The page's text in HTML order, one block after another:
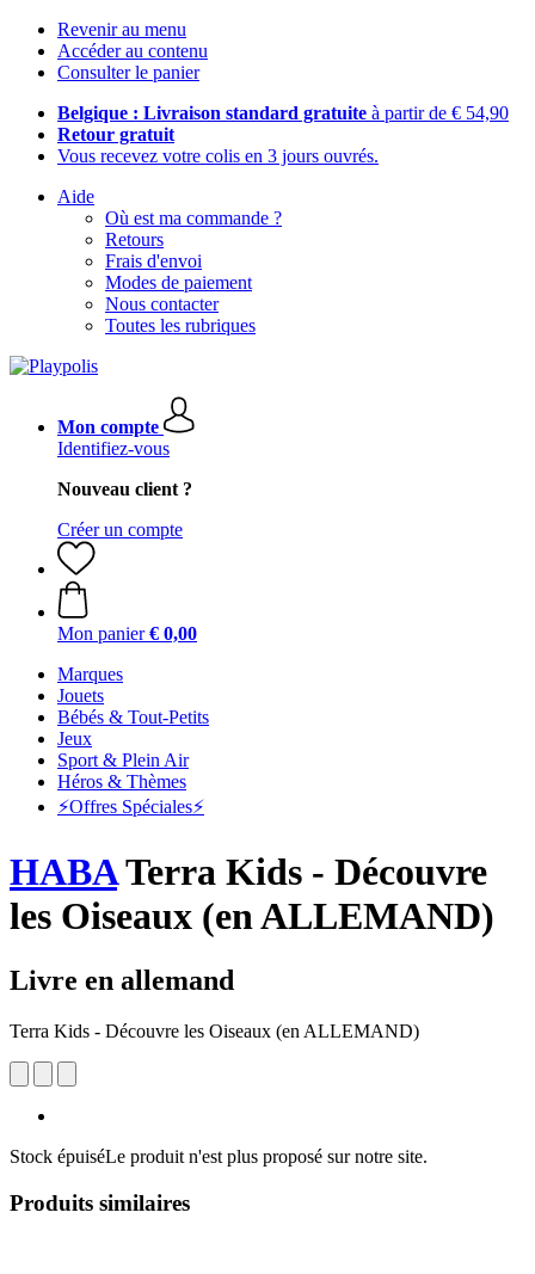
Revenir au menu
Accéder au contenu
Consulter le panier
Belgique : Livraison standard gratuite à partir de € 54,90
Retour gratuit
Vous recevez votre colis en 3 jours ouvrés.
Aide
Où est ma commande ?
Retours
Frais d'envoi
Modes de paiement
Nous contacter
Toutes les rubriques
Mon compte
Identifiez-vous
Nouveau client ?
Créer un compte
Mon panier € 0,00
Marques
Jouets
Bébés & Tout-Petits
Jeux
Sport & Plein Air
Héros & Thèmes
⚡️Offres Spéciales⚡️
HABATerra Kids - Découvre
les Oiseaux (en ALLEMAND)
Livre en allemand
Terra Kids - Découvre les Oiseaux (en ALLEMAND)
Stock épuiséLe produit n'est plus proposé sur notre site.
Produits similaires